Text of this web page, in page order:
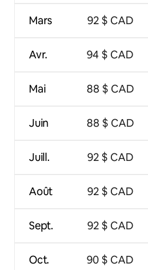
Mars
Avr.
Mai
Juin
Juill.
Août
Sept.
Oct.
92 $ CAD
94 $ CAD
88 $ CAD
88 $ CAD
92 $ CAD
92 $ CAD
92 $ CAD
90 $ CAD